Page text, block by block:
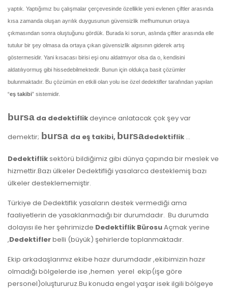
yaptık. Yaptığımız bu çalışmalar çerçevesinde özellikle yeni evlenen çiftler arasında
kısa zamanda oluşan ayrılık duygusunun güvensizlik mefhumunun ortaya
çıkmasından sonra oluştuğunu gördük. Burada ki sorun, aslında çiftler arasında elle
tutulur bir şey olmasa da ortaya çıkan güvensizlik algısının giderek artış
göstermesidir. Yani kısacası birisi eşi onu aldatmıyor olsa da o, kendisini
aldatılıyormuş gibi hissedebilmektedir. Bunun için oldukça basit çözümler
bulunmaktadır. Bu çözümün en etkili olan yolu ise özel dedektifler tarafından yapılan
“eş takibi” sistemidir.
bursa da dedektiflikdeyince anlatacak çok şey var
demektir; bursa da eş takibi, bursadedektiflik …
Dedektifliksektörü bildiğimiz gibi dünya çapında bir meslek ve
hizmettir.Bazı ülkeler Dedektifliği yasalarca desteklemiş bazı
ülkeler desteklememiştir.
Türkiye de Dedektiflik yasaların destek vermediği ama
faaliyetlerin de yasaklanmadığı bir durumdadır. Bu durumda
dolayısı ile her şehrimizde Dedektiflik BürosuAçmak yerine
,Dedektiflerbelli (büyük) şehirlerde toplanmaktadır.
Ekip arkadaşlarımız ekibe hazır durumdadır ,ekibimizin hazır
olmadığı bölgelerde ise ,hemen yerel ekip(işe göre
personel)oluştururuz.Bu konuda engel yaşar isek ilgili bölgeye